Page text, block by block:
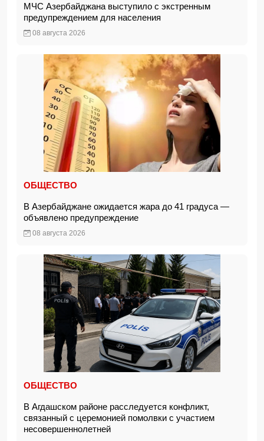
МЧС Азербайджана выступило с экстренным
предупреждением для населения
08 августа 2026
ОБЩЕСТВО
В Азербайджане ожидается жара до 41 градуса —
объявлено предупреждение
08 августа 2026
ОБЩЕСТВО
В Агдашском районе расследуется конфликт,
связанный с церемонией помолвки с участием
несовершеннолетней